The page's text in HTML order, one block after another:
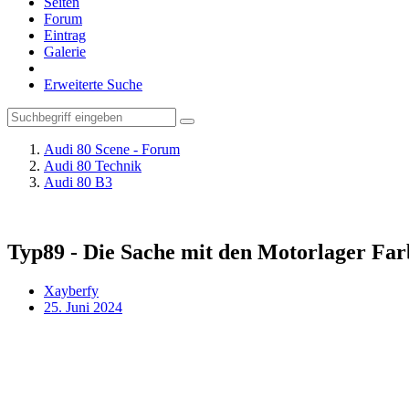
Forum
Eintrag
Galerie
Erweiterte Suche
Audi 80 Scene - Forum
Audi 80 Technik
Audi 80 B3
Typ89 - Die Sache mit den Motorlager
Xayberfy
25. Juni 2024